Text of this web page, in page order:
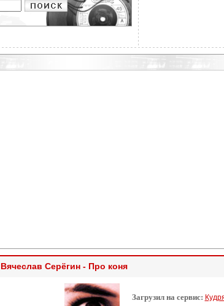
Вячеслав Серёгин - Про коня
Загрузил на сервис: